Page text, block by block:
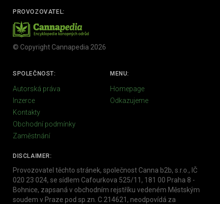
PROVOZOVATEL:
© Copyright Cannapedia 2026
SPOLEČNOST:
Autorská práva
Inzerce
Kontakty
Obchodní podmínky
Zaměstnání
MENU:
Homepage
Odkazujeme
DISCLAIMER:
Provozovatel těchto stránek, společnost Canna b2b, s.r.o., IČ
020 23 024, se sídlem Cafourkova 525/11, 181 00 Praha 8 -
Bohnice, zapsaná v obchodním rejstříku vedeném Městským
soudem v Praze pod sp.zn. C 214621, neodpovídá za